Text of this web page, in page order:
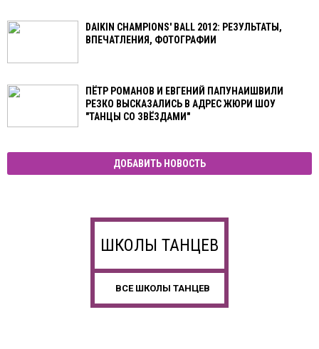
DAIKIN CHAMPIONS' BALL 2012: РЕЗУЛЬТАТЫ,
ВПЕЧАТЛЕНИЯ, ФОТОГРАФИИ
ПЁТР РОМАНОВ И ЕВГЕНИЙ ПАПУНАИШВИЛИ
РЕЗКО ВЫСКАЗАЛИСЬ В АДРЕС ЖЮРИ ШОУ
"ТАНЦЫ СО ЗВЁЗДАМИ"
ДОБАВИТЬ НОВОСТЬ
ШКОЛЫ ТАНЦЕВ
ВСЕ ШКОЛЫ ТАНЦЕВ